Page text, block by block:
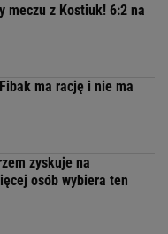
meczu z Kostiuk! 6:2 na
ma rację i nie ma
zyskuje na
osób wybiera ten